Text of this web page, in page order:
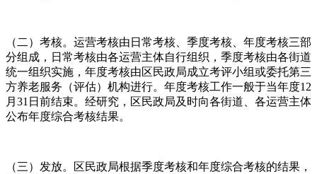
（二）考核。运营考核由日常考核、季度考核、年度考核三部
分组成，日常考核由各运营主体自行组织，季度考核由各街道
统一组织实施，年度考核由区民政局成立考评小组或委托第三
方养老服务（评估）机构进行。年度考核工作一般于当年度12
月31日前结束。经研究，区民政局及时向各街道、各运营主体
公布年度综合考核结果。
（三）发放。区民政局根据季度考核和年度综合考核的结果，